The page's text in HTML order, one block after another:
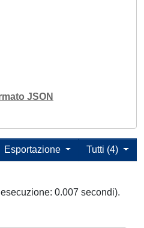
JSON
Tutti (4)
Esportazione
0.007 secondi).